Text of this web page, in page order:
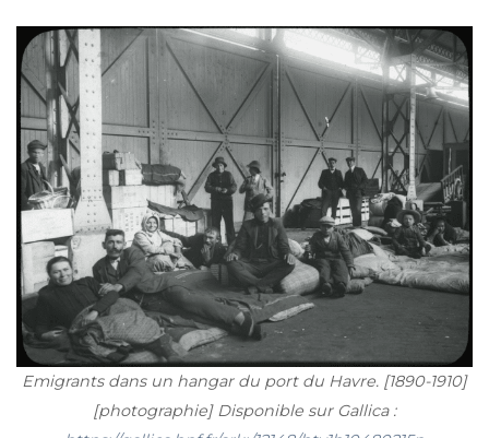
Emigrants dans un hangar du port du Havre. [1890-1910]
[photographie] Disponible sur Gallica :